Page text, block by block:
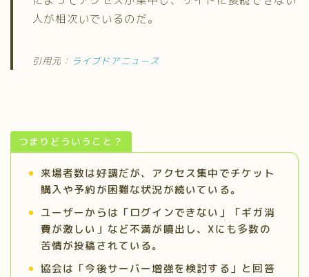
人が相次いでいるのだ。
引用元： ライブドアニュース
つまりどういうこと？
来場者数は好調だが、アクセス集中でチケット
購入や予約が困難な状況が続いている。
ユーザーからは「ログインできない」「ギガ消
費が激しい」など不満が噴出し、Xにも多数の
苦情が投稿されている。
協会は「今後サーバー増強を検討する」と回答